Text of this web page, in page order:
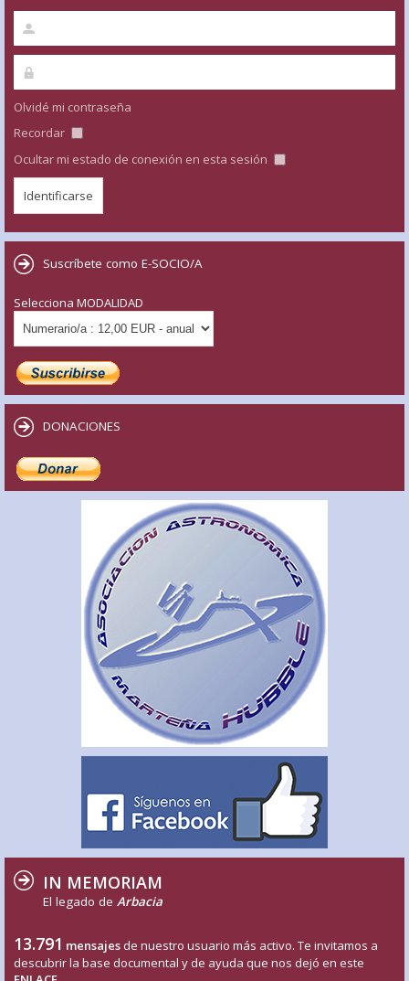
Olvidé mi contraseña
Recordar
Ocultar mi estado de conexión en esta sesión
Suscríbete como E-SOCIO/A
Selecciona MODALIDAD
DONACIONES
IN MEMORIAM
El legado de Arbacia
13.791 mensajes de nuestro usuario más activo. Te invitamos a
descubrir la base documental y de ayuda que nos dejó en este